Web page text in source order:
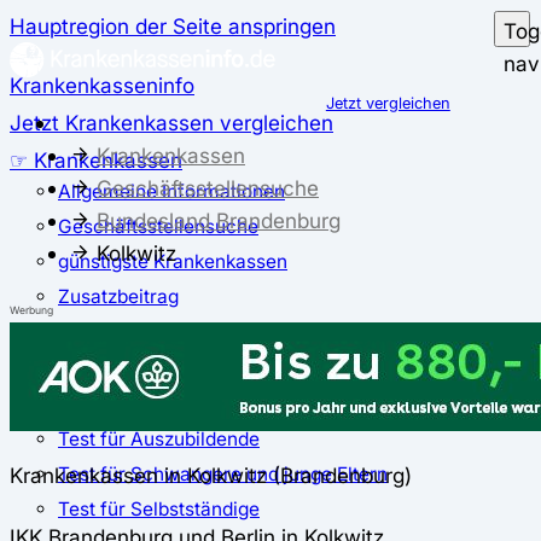
Hauptregion der Seite anspringen
Krankenkasseninfo
Jetzt Krankenkassen vergleichen
☞ Krankenkassen
Allgemeine Informationen
Geschäftsstellensuche
günstigste Krankenkassen
Zusatzbeitrag
Der große Krankenkassentest
Test für Studierende
Test für Auszubildende
Test für Schwangere und junge Eltern
Test für Selbstständige
Jetzt vergleichen
Krankenkassen
Geschäftsstellensuche
Bundesland Brandenburg
Kolkwitz
Werbung
Krankenkassen in Kolkwitz (Brandenburg)